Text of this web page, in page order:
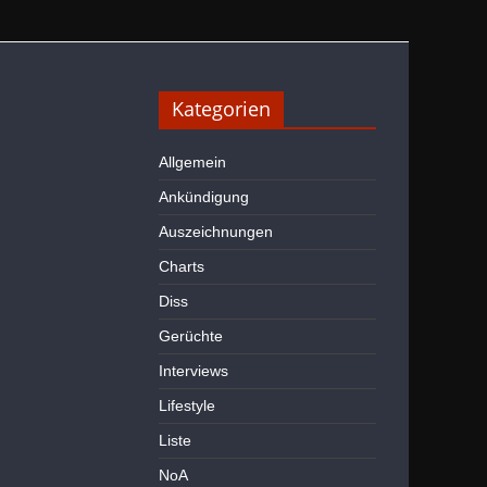
Kategorien
Allgemein
Ankündigung
Auszeichnungen
Charts
Diss
Gerüchte
Interviews
Lifestyle
Liste
NoA